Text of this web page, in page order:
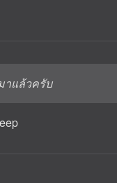
าแล้วครับ